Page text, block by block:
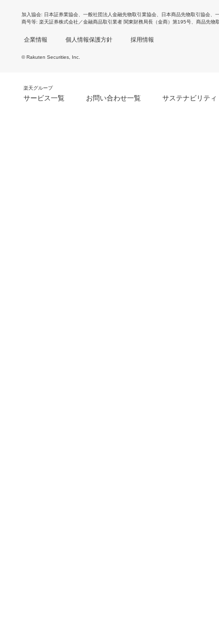
加入協会 日本証券業協会 一般社団法人金融先物取引業協会 日本商品先物取引協会
商号等 楽天証券株式会社／金融商品取引業者 関東財務局長（金商）第195号、商品先物
企業情報 個人情報保護方針 採用情報
© Rakuten Securities, Inc.
楽天グループ
サービス一覧 お問い合わせ一覧 サステナビリティ